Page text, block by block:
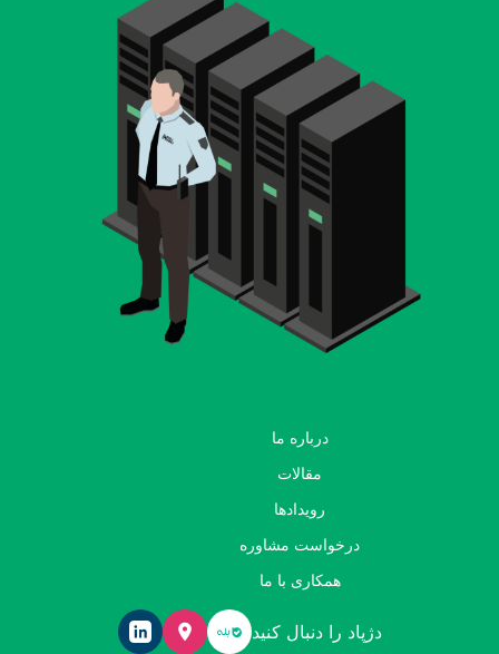
درباره ما
مقالات
رویدادها
درخواست مشاوره
همکاری با ما
دژپاد را دنبال کنید